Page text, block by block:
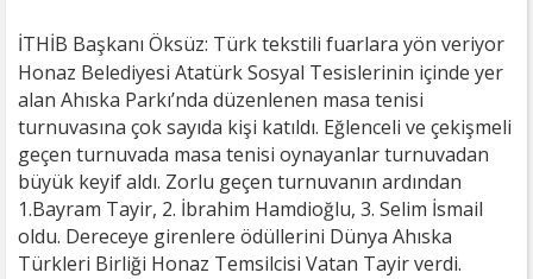
İTHİB Başkanı Öksüz: Türk tekstili fuarlara yön veriyor
Honaz Belediyesi Atatürk Sosyal Tesislerinin içinde yer
alan Ahıska Parkı’nda düzenlenen masa tenisi
turnuvasına çok sayıda kişi katıldı. Eğlenceli ve çekişmeli
geçen turnuvada masa tenisi oynayanlar turnuvadan
büyük keyif aldı. Zorlu geçen turnuvanın ardından
1.Bayram Tayir, 2. İbrahim Hamdioğlu, 3. Selim İsmail
oldu. Dereceye girenlere ödüllerini Dünya Ahıska
Türkleri Birliği Honaz Temsilcisi Vatan Tayir verdi.